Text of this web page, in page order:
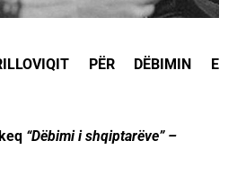
PËR DËBIMIN E
“Dëbimi i shqiptarëve” –